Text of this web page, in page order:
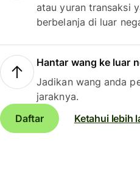
atau yuran transaksi
berbelanja di luar
Hantar wang ke luar
Jadikan wang anda
jaraknya.
Daftar
Ketahui lebih